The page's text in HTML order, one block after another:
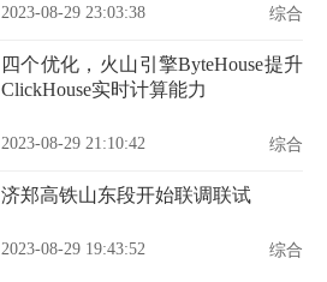
2023-08-29 23:03:38 综合
四个优化，火山引擎ByteHouse提升
ClickHouse实时计算能力
2023-08-29 21:10:42 综合
济郑高铁山东段开始联调联试
2023-08-29 19:43:52 综合